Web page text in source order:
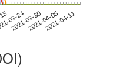
03-24
2021-03-302021-04-052021-04-11